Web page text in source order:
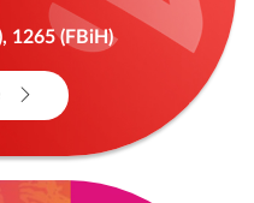
1265 (FBiH)